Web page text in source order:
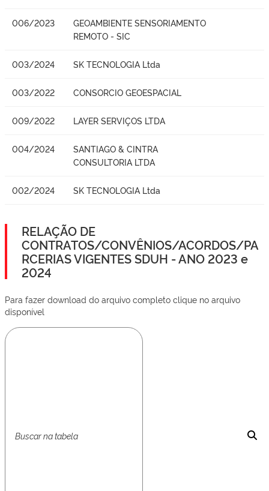
006/2023
GEOAMBIENTE SENSORIAMENTO
REMOTO - SIC
003/2024 SK TECNOLOGIA Ltda
003/2022 CONSORCIO GEOESPACIAL
009/2022 LAYER SERVIÇOS LTDA
004/2024
SANTIAGO & CINTRA
CONSULTORIA LTDA
002/2024 SK TECNOLOGIA Ltda
RELAÇÃO DE
CONTRATOS/CONVÊNIOS/ACORDOS/PA
RCERIAS VIGENTES SDUH - ANO 2023 e
2024
Para fazer download do arquivo completo clique no arquivo
disponível